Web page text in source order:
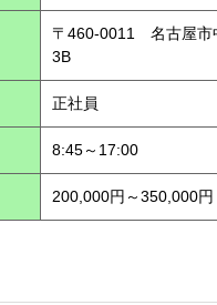
〒460-0011 名古屋市
3B
正社員
8:45～17:00
200,000円～350,000円